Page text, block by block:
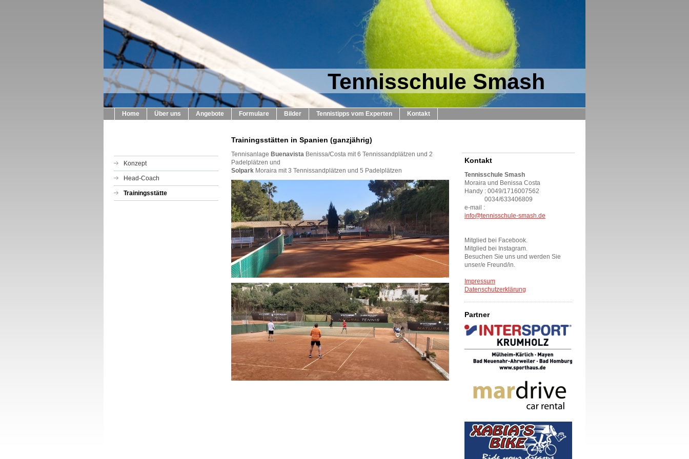
Tennisschule Smash
Home Über uns Angebote Formulare Bilder Tennistipps vom Experten Kontakt
Konzept
Head-Coach
Trainingsstätte
Trainingsstätten in Spanien (ganzjährig)
Tennisanlage Buenavista Benissa/Costa mit 6 Tennissandplätzen und 2
Padelplätzen und
Solpark Moraira mit 3 Tennissandplätzen und 5 Padelplätzen
Kontakt
Tennisschule Smash
Moraira und Benissa Costa
Handy : 0049/1716007562
0034/633406809
e-mail :
info@tennisschule-smash.de
Mitglied bei Facebook.
Mitglied bei Instagram.
Besuchen Sie uns und werden Sie
unser/e Freund/in.
Impressum
Datenschutzerklärung
Partner